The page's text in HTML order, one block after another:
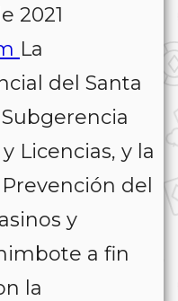
2021
La
del Santa
Licencias, y la
del
y
a fin
la